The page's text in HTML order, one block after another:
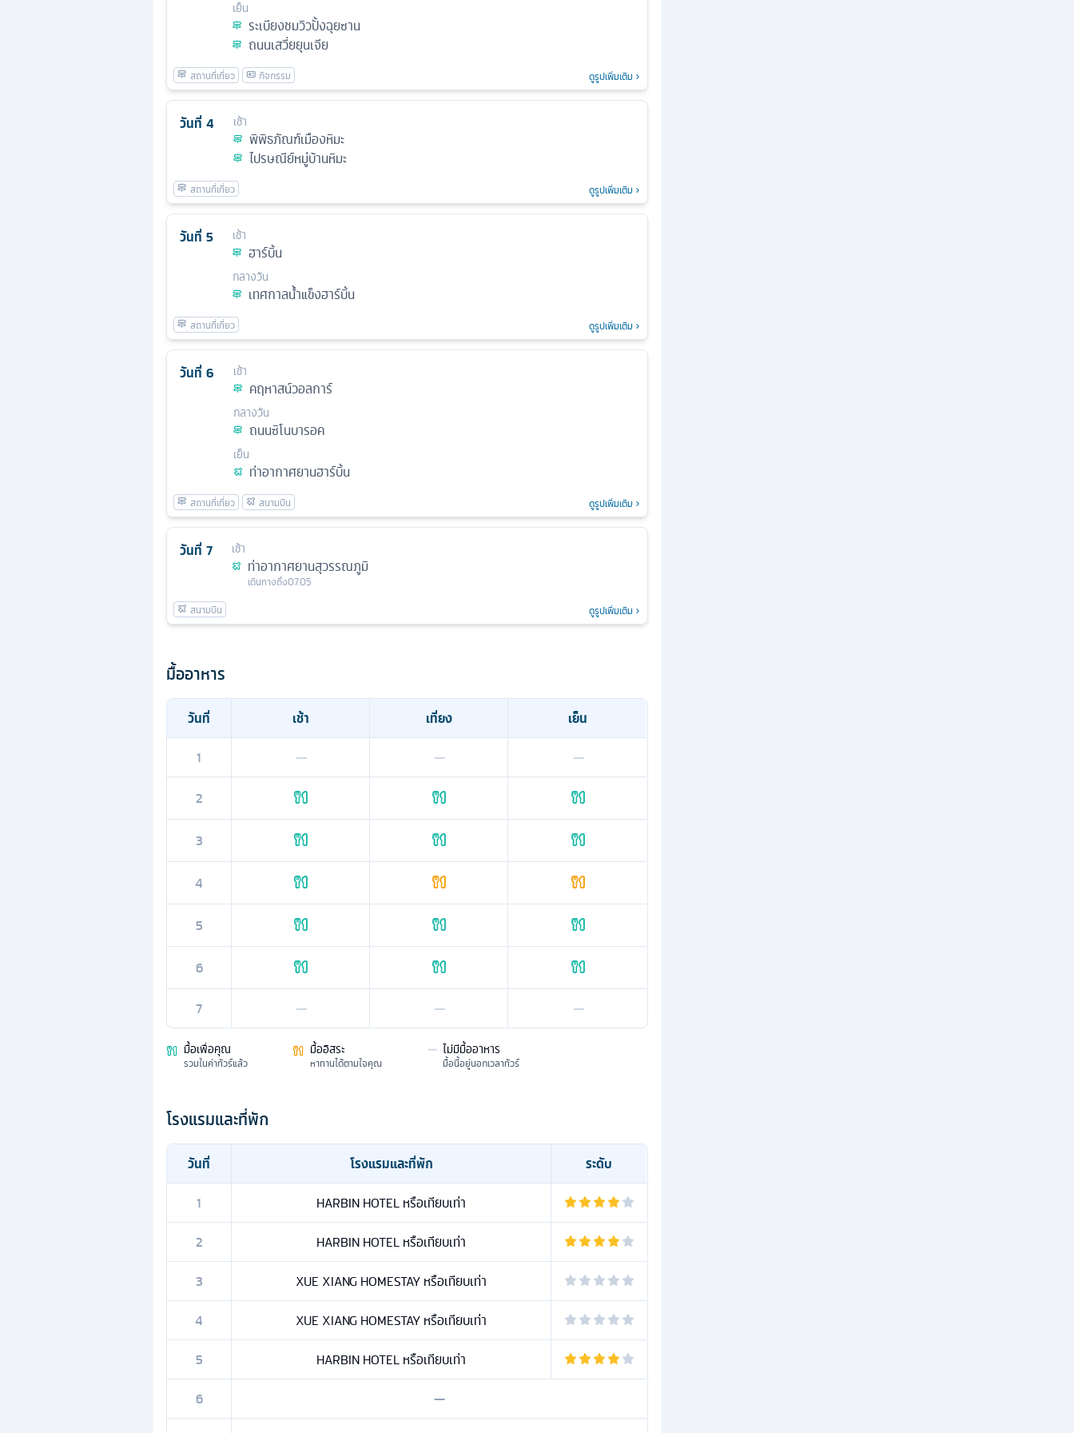
เย็น
ระเบียงชมวิวปั้งฉุยซาน
ถนนเสวี่ยยุนเจีย
ดูรูปเพิ่มเติม
วันที่ 4 เช้า
พิพิธภัณฑ์เมืองหิมะ
ไปรษณีย์หมู่บ้านหิมะ
ดูรูปเพิ่มเติม
วันที่ 5 เช้า
ฮาร์บิ้น
กลางวัน
เทศกาลน้ำแข็งฮาร์บิ้น
ดูรูปเพิ่มเติม
วันที่ 6 เช้า
คฤหาสน์วอลการ์
กลางวัน
ถนนซิโนบารอค
เย็น
ท่าอากาศยานฮาร์บิ้น
ดูรูปเพิ่มเติม
วันที่ 7 เช้า
ท่าอากาศยานสุวรรณภูมิ
เดินทางถึง07.05
ดูรูปเพิ่มเติม
มื้ออาหาร
วันที่ เช้า เที่ยง
เย็น
1
— —
—
2
3
4
5
6
7
— — —
มื้อเพื่อคุณ
รวมในค่าทัวร์แล้ว
มื้ออิสระ
หาทานได้ตามใจคุณ
— ไม่มีมื้ออาหาร
มื้อนี้อยู่นอกเวลาทัวร์
โรงแรมและที่พัก
วันที่ โรงแรมและที่พัก
ระดับ
1
HARBIN HOTEL หรือเทียบเท่า
2
HARBIN HOTEL หรือเทียบเท่า
3
XUE XIANG HOMESTAY หรือเทียบเท่า
4
XUE XIANG HOMESTAY หรือเทียบเท่า
5
HARBIN HOTEL หรือเทียบเท่า
6
—